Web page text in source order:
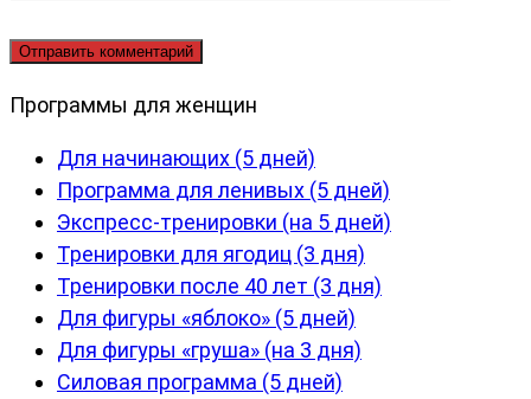
Программы для женщин
Для начинающих (5 дней)
Программа для ленивых (5 дней)
Экспресс-тренировки (на 5 дней)
Тренировки для ягодиц (3 дня)
Тренировки после 40 лет (3 дня)
Для фигуры «яблоко» (5 дней)
Для фигуры «груша» (на 3 дня)
Силовая программа (5 дней)